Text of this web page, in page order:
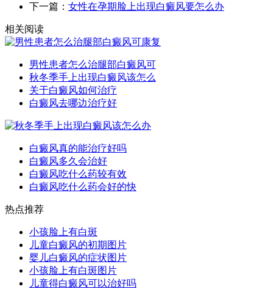
下一篇： 女性在孕期脸上出现白癜风要怎么办
相关阅读
男性患者怎么治腿部白癜风可
秋冬季手上出现白癜风该怎么
关于白癜风如何治疗
白癜风去哪边治疗好
白癜风真的能治疗好吗
白癜风多久会治好
白癜风吃什么药较有效
白癜风吃什么药会好的快
热点推荐
小孩脸上有白斑
儿童白癜风的初期图片
婴儿白癜风的症状图片
小孩脸上有白斑图片
儿童得白癜风可以治好吗